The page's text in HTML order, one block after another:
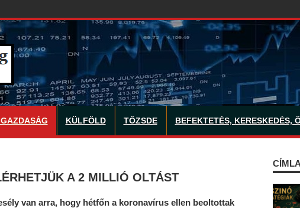
KÜLFÖLD TŐZSDE BEFEKTETÉS, KERESKEDÉS,
A 2 MILLIÓ OLTÁST
van arra, hogy hétfőn a koronavírus ellen beoltottak